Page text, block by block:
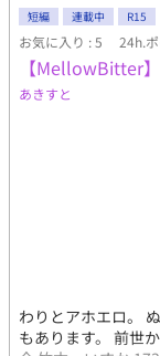
短編 連載中 R15
お気に入り : 5 24h.
【MellowBitter
あきすと
わりとアホエロ。
もあります。 前世